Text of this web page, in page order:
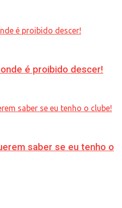
é proibido descer!
saber se eu tenho o